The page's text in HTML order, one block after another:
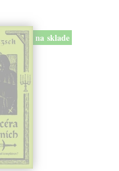
na sklade